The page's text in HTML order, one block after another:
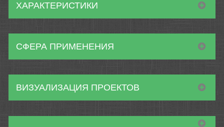
ХАРАКТЕРИСТИКИ
СФЕРА ПРИМЕНЕНИЯ
ВИЗУАЛИЗАЦИЯ ПРОЕКТОВ